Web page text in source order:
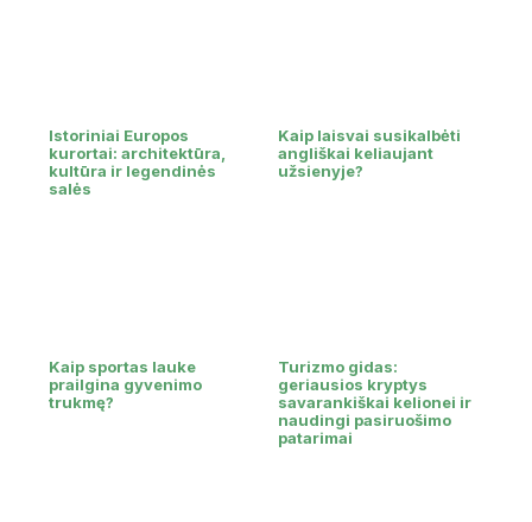
Istoriniai Europos
kurortai: architektūra,
kultūra ir legendinės
salės
Kaip laisvai susikalbėti
angliškai keliaujant
užsienyje?
Kaip sportas lauke
prailgina gyvenimo
trukmę?
Turizmo gidas:
geriausios kryptys
savarankiškai kelionei ir
naudingi pasiruošimo
patarimai